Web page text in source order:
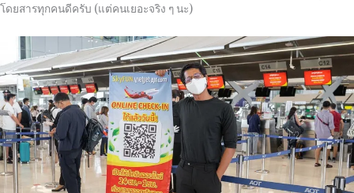
โดยสารทุกคนดีครับ (แต่คนเยอะจริง ๆ นะ)